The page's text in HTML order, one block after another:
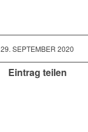
29. SEPTEMBER 2020
Eintrag teilen